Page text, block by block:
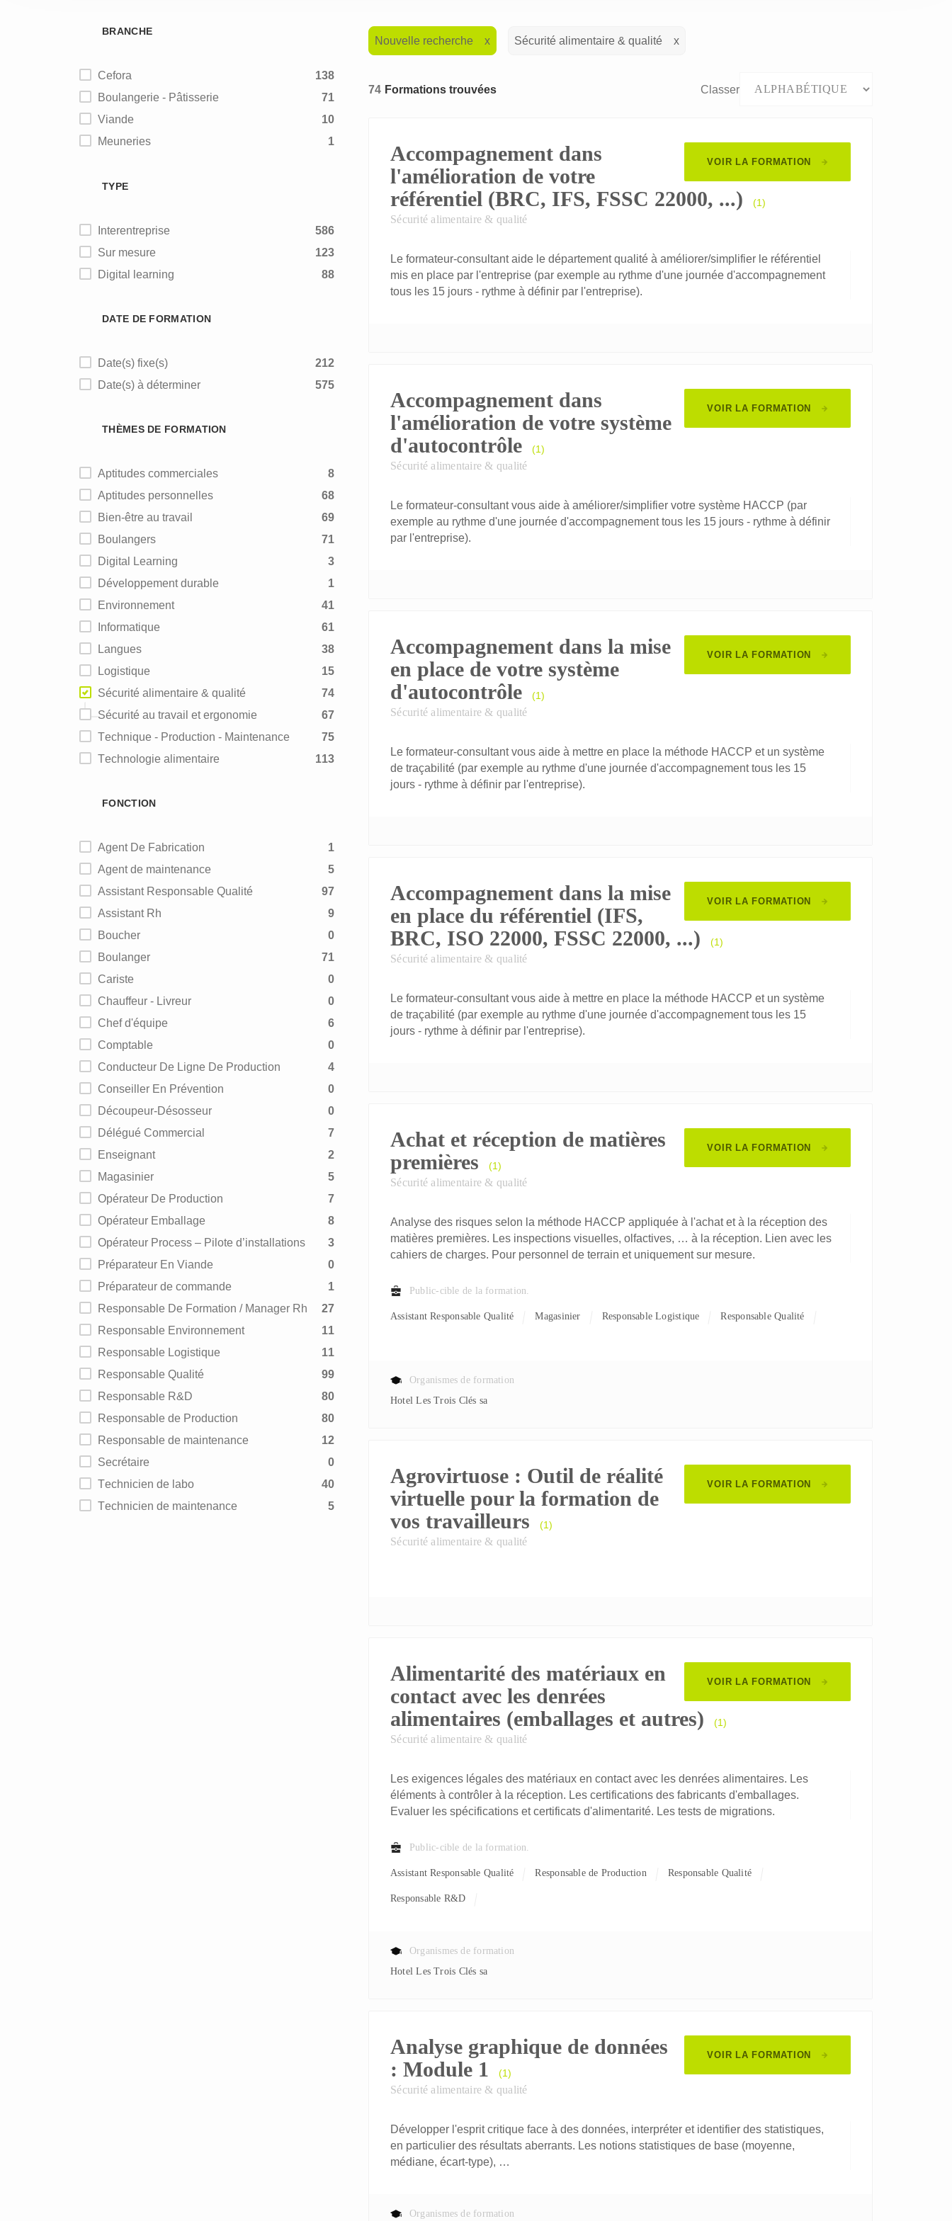
BRANCHE
Cefora
138
Boulangerie - Pâtisserie
71
Viande
10
Meuneries
1
TYPE
Interentreprise
586
Sur mesure
123
Digital learning
88
DATE DE FORMATION
Date(s) fixe(s)
212
Date(s) à déterminer
575
THÈMES DE FORMATION
Aptitudes commerciales
8
Aptitudes personnelles
68
Bien-être au travail
69
Boulangers
71
Digital Learning
3
Développement durable
1
Environnement
41
Informatique
61
Langues
38
Logistique
15
Sécurité alimentaire & qualité
74
Sécurité au travail et ergonomie
67
Technique - Production - Maintenance
75
Technologie alimentaire
113
FONCTION
Agent De Fabrication
1
Agent de maintenance
5
Assistant Responsable Qualité
97
Assistant Rh
9
Boucher
0
Boulanger
71
Cariste
0
Chauffeur - Livreur
0
Chef d'équipe
6
Comptable
0
Conducteur De Ligne De Production
4
Conseiller En Prévention
0
Découpeur-Désosseur
0
Délégué Commercial
7
Enseignant
2
Magasinier
5
Opérateur De Production
7
Opérateur Emballage
8
Opérateur Process – Pilote d’installations
3
Préparateur En Viande
0
Préparateur de commande
1
Responsable De Formation / Manager Rh
27
Responsable Environnement
11
Responsable Logistique
11
Responsable Qualité
99
Responsable R&D
80
Responsable de Production
80
Responsable de maintenance
12
Secrétaire
0
Technicien de labo
40
Technicien de maintenance
5
Nouvelle recherche Sécurité alimentaire & qualité
74 Formations trouvées Classer
VOIR LA FORMATION
Accompagnement dans
l'amélioration de votre
référentiel (BRC, IFS, FSSC 22000, ...)
(1)
Sécurité alimentaire & qualité
Le formateur-consultant aide le département qualité à améliorer/simplifier le référentiel
mis en place par l'entreprise (par exemple au rythme d'une journée d'accompagnement
tous les 15 jours - rythme à définir par l'entreprise).
VOIR LA FORMATION
Accompagnement dans
l'amélioration de votre système
d'autocontrôle
(1)
Sécurité alimentaire & qualité
Le formateur-consultant vous aide à améliorer/simplifier votre système HACCP (par
exemple au rythme d'une journée d'accompagnement tous les 15 jours - rythme à définir
par l'entreprise).
VOIR LA FORMATION
Accompagnement dans la mise
en place de votre système
d'autocontrôle
(1)
Sécurité alimentaire & qualité
Le formateur-consultant vous aide à mettre en place la méthode HACCP et un système
de traçabilité (par exemple au rythme d'une journée d'accompagnement tous les 15
jours - rythme à définir par l'entreprise).
VOIR LA FORMATION
Accompagnement dans la mise
en place du référentiel (IFS,
BRC, ISO 22000, FSSC 22000, ...)
(1)
Sécurité alimentaire & qualité
Le formateur-consultant vous aide à mettre en place la méthode HACCP et un système
de traçabilité (par exemple au rythme d'une journée d'accompagnement tous les 15
jours - rythme à définir par l'entreprise).
VOIR LA FORMATION
Achat et réception de matières
premières
(1)
Sécurité alimentaire & qualité
Analyse des risques selon la méthode HACCP appliquée à l'achat et à la réception des
matières premières. Les inspections visuelles, olfactives, … à la réception. Lien avec les
cahiers de charges. Pour personnel de terrain et uniquement sur mesure.
Public-cible de la formation.
Assistant Responsable Qualité Magasinier Responsable Logistique Responsable Qualité
Organismes de formation
Hotel Les Trois Clés sa
VOIR LA FORMATION
Agrovirtuose : Outil de réalité
virtuelle pour la formation de
vos travailleurs
(1)
Sécurité alimentaire & qualité
VOIR LA FORMATION
Alimentarité des matériaux en
contact avec les denrées
alimentaires (emballages et autres)
(1)
Sécurité alimentaire & qualité
Les exigences légales des matériaux en contact avec les denrées alimentaires. Les
éléments à contrôler à la réception. Les certifications des fabricants d'emballages.
Evaluer les spécifications et certificats d'alimentarité. Les tests de migrations.
Public-cible de la formation.
Assistant Responsable Qualité Responsable de Production Responsable Qualité
Responsable R&D
Organismes de formation
Hotel Les Trois Clés sa
VOIR LA FORMATION
Analyse graphique de données
: Module 1
(1)
Sécurité alimentaire & qualité
Développer l'esprit critique face à des données, interpréter et identifier des statistiques,
en particulier des résultats aberrants. Les notions statistiques de base (moyenne,
médiane, écart-type), …
Organismes de formation